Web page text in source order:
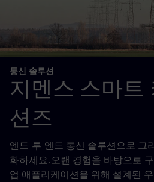
통신 솔루션
지멘스 스마트
션즈
엔드-투-엔드 통신 솔루션으로 그
화하세요.오랜 경험을 바탕으로
업 애플리케이션을 위해 설계된